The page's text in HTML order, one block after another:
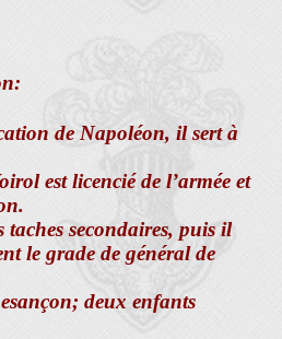
de Napoléon, il sert à
est licencié de l’armée et
secondaires, puis il
le grade de général de
deux enfants